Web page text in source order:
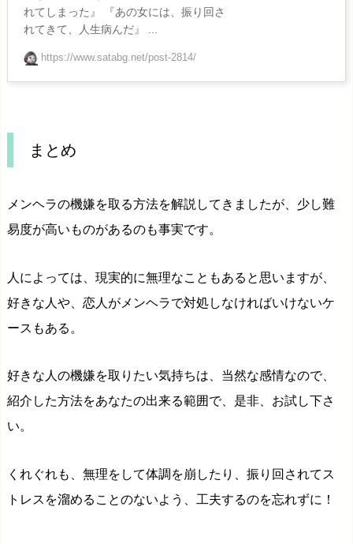
れてしまった』 『あの女には、振り回さ
れてきて、人生病んだ』 ...
https://www.satabg.net/post-2814/
まとめ
メンヘラの機嫌を取る方法を解説してきましたが、少し難
易度が高いものがあるのも事実です。
人によっては、現実的に無理なこともあると思いますが、
好きな人や、恋人がメンヘラで対処しなければいけないケ
ースもある。
好きな人の機嫌を取りたい気持ちは、当然な感情なので、
紹介した方法をあなたの出来る範囲で、是非、お試し下さ
い。
くれぐれも、無理をして体調を崩したり、振り回されてス
トレスを溜めることのないよう、工夫するのを忘れずに！